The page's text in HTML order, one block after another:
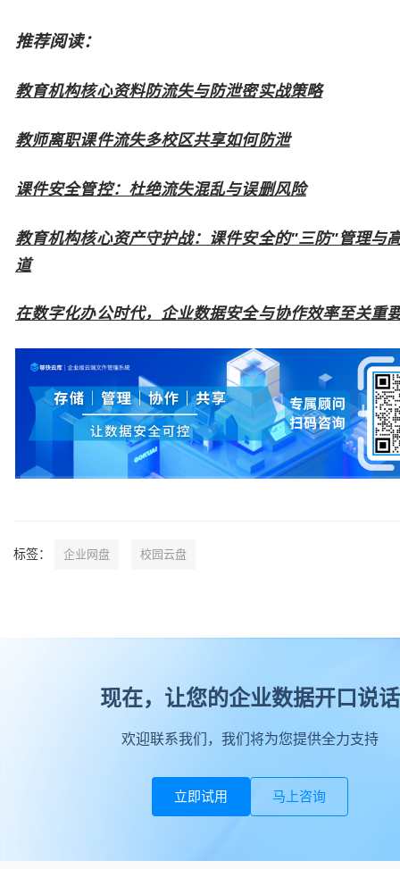
推荐阅读：
教育机构核心资料防流失与防泄密实战策略
教师离职课件流失多校区共享如何防泄
课件安全管控：杜绝流失混乱与误删风险
教育机构核心资产守护战：课件安全的"三防"管理与
道
在数字化办公时代，企业数据安全与协作效率至关重
标签： 企业网盘 校园云盘
现在，让您的企业数据开口说话
欢迎联系我们，我们将为您提供全力支持
立即试用 马上咨询